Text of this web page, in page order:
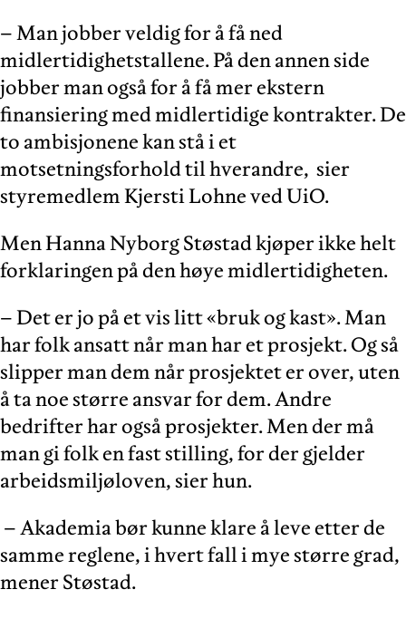
– Man jobber veldig for å få ned
midlertidighetstallene. På den annen side
jobber man også for å få mer ekstern
finansiering med midlertidige kontrakter. De
to ambisjonene kan stå i et
motsetningsforhold til hverandre, sier
styremedlem Kjersti Lohne ved UiO.
Men Hanna Nyborg Støstad kjøper ikke helt
forklaringen på den høye midlertidigheten.
– Det er jo på et vis litt «bruk og kast». Man
har folk ansatt når man har et prosjekt. Og så
slipper man dem når prosjektet er over, uten
å ta noe større ansvar for dem. Andre
bedrifter har også prosjekter. Men der må
man gi folk en fast stilling, for der gjelder
arbeidsmiljøloven, sier hun.
– Akademia bør kunne klare å leve etter de
samme reglene, i hvert fall i mye større grad,
mener Støstad.